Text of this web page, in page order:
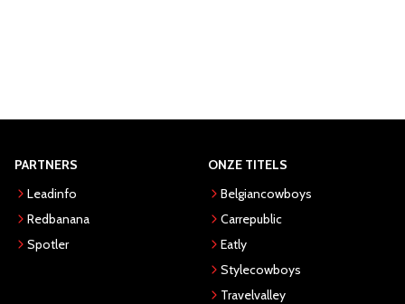
PARTNERS
Leadinfo
Redbanana
Spotler
ONZE TITELS
Belgiancowboys
Carrepublic
Eatly
Stylecowboys
Travelvalley